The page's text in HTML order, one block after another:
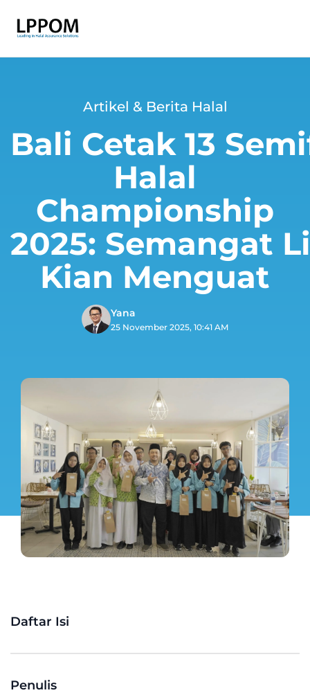
Artikel & Berita Halal
Bali Cetak 13
Halal
Championship
2025: Semangat
Kian Menguat
Yana
25 November 2025, 10:41 AM
Daftar Isi
Penulis